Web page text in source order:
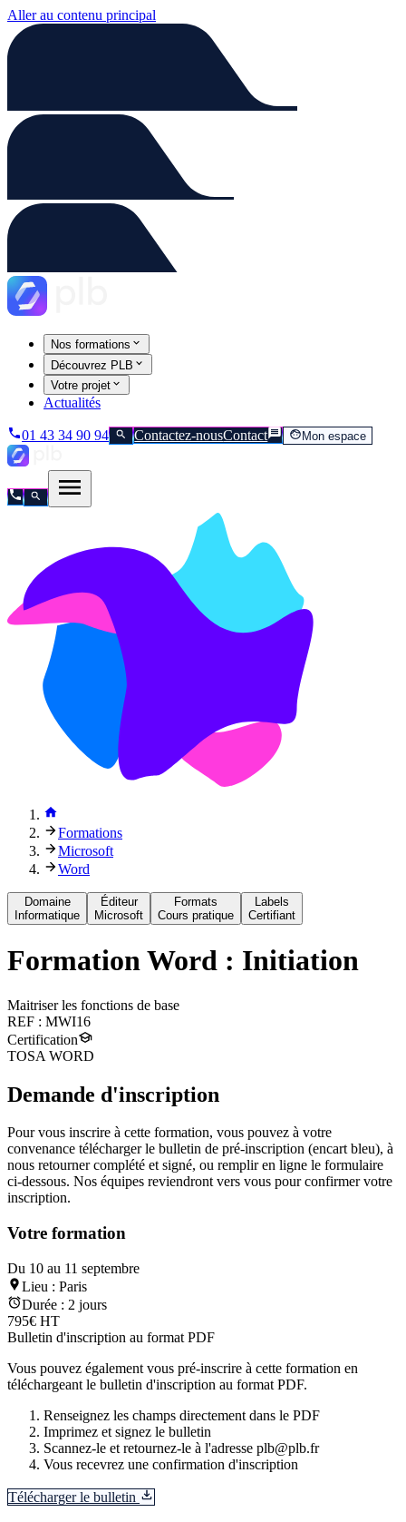
Aller au contenu principal
Nos formations
Découvrez PLB
Votre projet
Actualités
01 43 34 90 94 Contactez-nousContact Mon espace
Formations
Microsoft
Word
Domaine
Informatique
Éditeur
Microsoft
Formats
Cours pratique
Labels
Certifiant
Formation Word : Initiation
Maitriser les fonctions de base
REF : MWI16
Certification
TOSA WORD
Demande d'inscription
Pour vous inscrire à cette formation, vous pouvez à votre
convenance télécharger le bulletin de pré-inscription (encart bleu), à
nous retourner complété et signé, ou remplir en ligne le formulaire
ci-dessous. Nos équipes reviendront vers vous pour confirmer votre
inscription.
Votre formation
Du 10 au 11 septembre
Lieu : Paris
Durée : 2 jours
795€ HT
Bulletin d'inscription au format PDF
Vous pouvez également vous pré-inscrire à cette formation en
téléchargeant le bulletin d'inscription au format PDF.
Renseignez les champs directement dans le PDF
Imprimez et signez le bulletin
Scannez-le et retournez-le à l'adresse plb@plb.fr
Vous recevrez une confirmation d'inscription
Télécharger le bulletin